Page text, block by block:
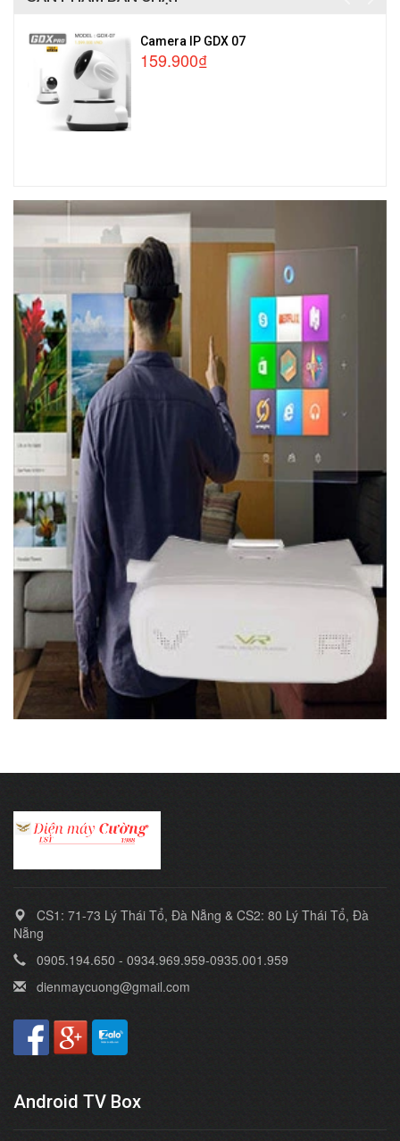
Camera IP GDX 07
159.900₫
CS1: 71-73 Lý Thái Tổ, Đà Nẵng & CS2: 80 Lý Thái Tổ, Đà
Nẵng
0905.194.650 - 0934.969.959-0935.001.959
dienmaycuong@gmail.com
Android TV Box